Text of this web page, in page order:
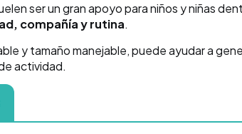
ser un gran apoyo para niños y niñas
compañía y rutina.
y tamaño manejable, puede ayudar a
actividad.